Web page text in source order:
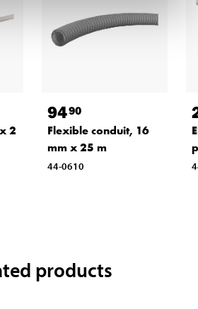
2
9490
Flexible conduit, 16
mm x 25 m
44-0610
products